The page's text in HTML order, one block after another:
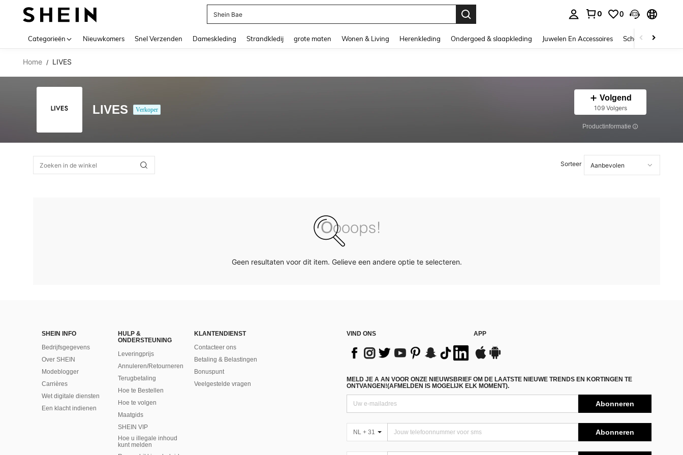
Shein Bae
0 0
Categorieën Nieuwkomers Snel Verzenden Dameskleding Strandkledij grote maten Wonen & Living Herenkleding Ondergoed & slaapkleding Juwelen En Accessoires Schoonheid &
Home / LIVES
LIVES Verkoper
Volgend
109 Volgers
Productinformatie
Sorteer
Geen resultaten voor dit item. Gelieve een andere optie te selecteren.
SHEIN INFO
Bedrijfsgegevens
Over SHEIN
Modeblogger
Carrières
Wet digitale diensten
Een klacht indienen
HULP &
ONDERSTEUNING
Leveringprijs
Annuleren/Retourneren
Terugbetaling
Hoe te Bestellen
Hoe te volgen
Maatgids
SHEIN VIP
Hoe u illegale inhoud
kunt melden
KLANTENDIENST
Contacteer ons
Betaling & Belastingen
Bonuspunt
Veelgestelde vragen
VIND ONS APP
MELD JE A AN VOOR ONZE NIEUWSBRIEF OM DE LAATSTE NIEUWE TRENDS EN KORTINGEN TE
ONTVANGEN!(AFMELDEN IS MOGELIJK ELK MOMENT).
Abonneren
NL + 31 Abonneren